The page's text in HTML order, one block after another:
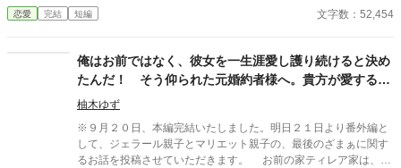
だったが、ある日、ついに二人の不貞を知ってしまい激しいショ
ックを受ける。 裏切られたルイーゼは苦悩に耐える中、夫に離縁
い、しかもその理由は承服しがたい内容だった。 「必ず別れてみ
せる」 そう決意したルイーゼは、夫が決して知られてはならな
い“決定的な秘密”を切り札に、静かに反撃を開始する。
恋愛 完結 短編 文字数：52,454
俺はお前ではなく、彼女を一生涯愛し護り続けると決め
たんだ！ そう仰られた元婚約者様へ。貴方が愛する人
が、夜会で大問題を起こしたようですよ？
柚木ゆず
※９月２０日、本編完結いたしました。明日２１日より番外編と
して、ジェラール親子とマリエット親子の、最後のざまぁに関す
るお話を投稿させていただきます。 お前の家ティレア家は、財